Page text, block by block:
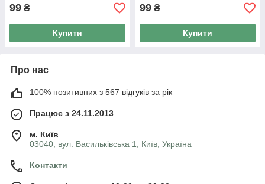
99 ₴
Купити
99 ₴
Купити
Про нас
100% позитивних з 567 відгуків за рік
Працює з 24.11.2013
м. Київ
03040, вул. Васильківська 1, Київ, Україна
Контакти